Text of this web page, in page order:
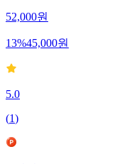
52,000원
13%45,000원
5.0
(1)